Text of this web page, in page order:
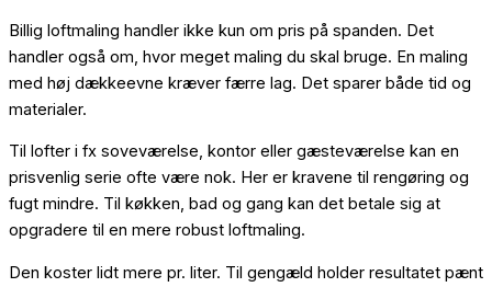
Billig loftmaling handler ikke kun om pris på spanden. Det
handler også om, hvor meget maling du skal bruge. En maling
med høj dækkeevne kræver færre lag. Det sparer både tid og
materialer.
Til lofter i fx soveværelse, kontor eller gæsteværelse kan en
prisvenlig serie ofte være nok. Her er kravene til rengøring og
fugt mindre. Til køkken, bad og gang kan det betale sig at
opgradere til en mere robust loftmaling.
Den koster lidt mere pr. liter. Til gengæld holder resultatet pænt